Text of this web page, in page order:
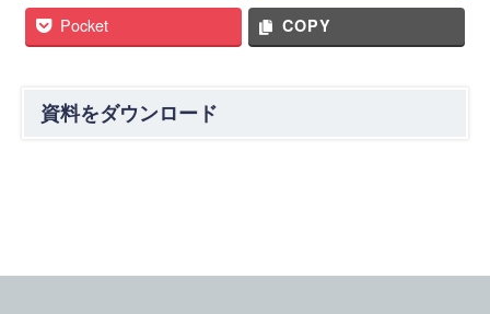
Pocket COPY
資料をダウンロード